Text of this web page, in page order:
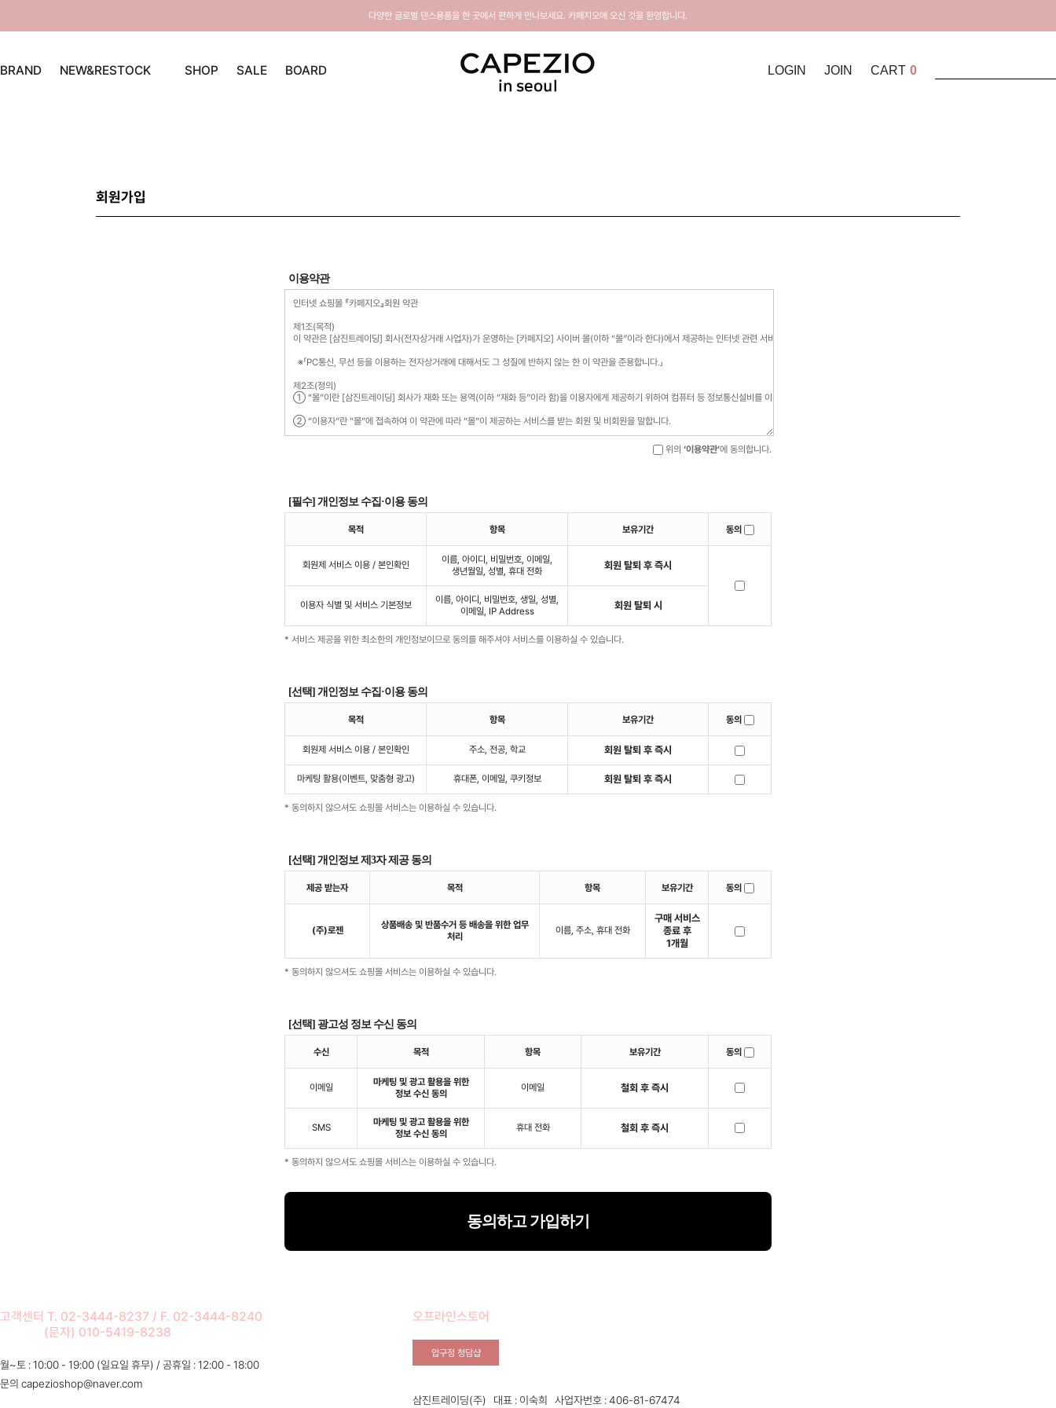
다양한 글로벌 댄스용품을 한 곳에서 편하게 만나보세요. 카페지오에 오신 것을 환영합니다.
BRAND NEW&RESTOCK SHOP SALE BOARD LOGIN JOIN CART 0
회원가입
이용약관
위의 ‘이용약관’에 동의합니다.
[필수] 개인정보 수집·이용 동의
목적 항목 보유기간 동의
회원제 서비스 이용 / 본인확인
이름, 아이디, 비밀번호, 이메일,
생년월일, 성별, 휴대 전화
회원 탈퇴 후 즉시
이용자 식별 및 서비스 기본정보
이름, 아이디, 비밀번호, 생일, 성별,
이메일, IP Address
회원 탈퇴 시
* 서비스 제공을 위한 최소한의 개인정보이므로 동의를 해주셔야 서비스를 이용하실 수 있습니다.
[선택] 개인정보 수집·이용 동의
목적 항목 보유기간 동의
회원제 서비스 이용 / 본인확인 주소, 전공, 학교 회원 탈퇴 후 즉시
마케팅 활용(이벤트, 맞춤형 광고) 휴대폰, 이메일, 쿠키정보 회원 탈퇴 후 즉시
* 동의하지 않으셔도 쇼핑몰 서비스는 이용하실 수 있습니다.
[선택] 개인정보 제3자 제공 동의
제공 받는자 목적 항목 보유기간 동의
(주)로젠
상품배송 및 반품수거 등 배송을 위한 업무
처리
이름, 주소, 휴대 전화
구매 서비스
종료 후
1개월
* 동의하지 않으셔도 쇼핑몰 서비스는 이용하실 수 있습니다.
[선택] 광고성 정보 수신 동의
수신 목적 항목 보유기간 동의
이메일
마케팅 및 광고 활용을 위한
정보 수신 동의
이메일 철회 후 즉시
SMS
마케팅 및 광고 활용을 위한
정보 수신 동의
휴대 전화 철회 후 즉시
* 동의하지 않으셔도 쇼핑몰 서비스는 이용하실 수 있습니다.
동의하고 가입하기
고객센터 T. 02-3444-8237 / F. 02-3444-8240
(문자) 010-5419-8238
월~토 : 10:00 - 19:00 (일요일 휴무) / 공휴일 : 12:00 - 18:00
문의 capezioshop@naver.com
오프라인스토어
압구정 청담샵
삼진트레이딩(주) 대표 : 이숙희 사업자번호 : 406-81-67474